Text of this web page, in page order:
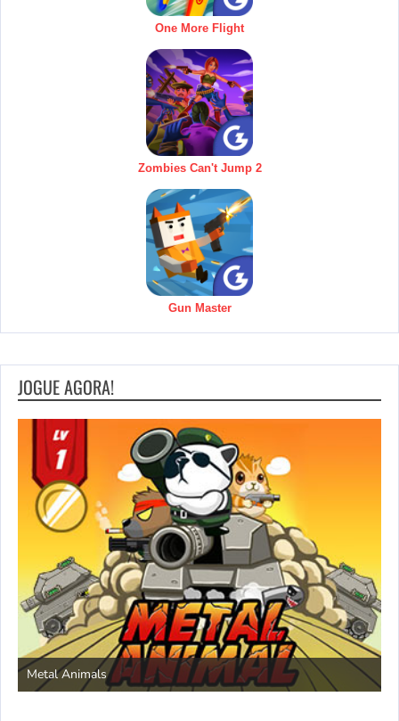
One More Flight
Zombies Can't Jump 2
Gun Master
JOGUE AGORA!
Metal Animals